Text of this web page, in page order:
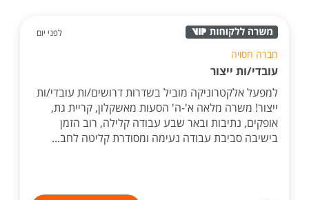
לפני יום
חברה חסויה
עובדי/ות ייצור
למפעל אלקטרוניקה מוביל בשדרות דרושים/ות עובדי/ות
ייצור! משרה מלאה א'-ה' הסעות מאשקלון, קריית גת,
אופקים, נתיבות ובאר שבע עבודה קלילה, רוב הזמן
בישיבה סביבת עבודה נעימה ומסודרת קליטה לחב...